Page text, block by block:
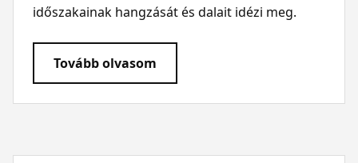
időszakainak hangzását és dalait idézi meg.
Tovább olvasom